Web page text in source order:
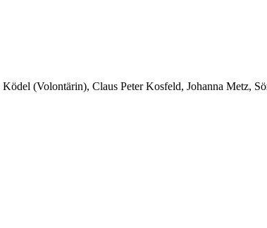
Ködel (Volontärin), Claus Peter Kosfeld, Johanna Metz,